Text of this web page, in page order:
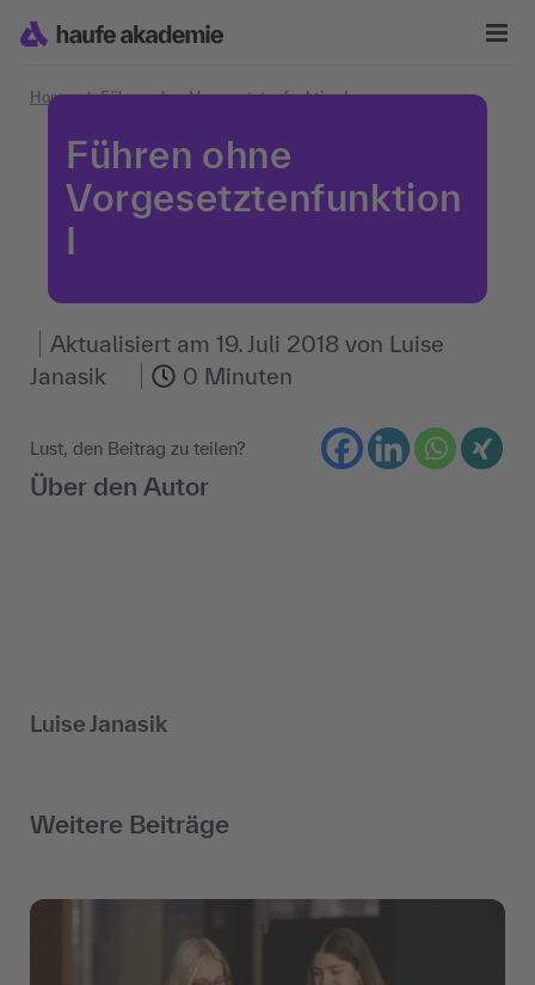
Home Führen ohne Vorgesetztenfunktion I
Führen ohne
Vorgesetztenfunktion
I
Aktualisiert am 19. Juli 2018 von Luise
Janasik
0 Minuten
Lust, den Beitrag zu teilen?
Über den Autor
Luise Janasik
Weitere Beiträge